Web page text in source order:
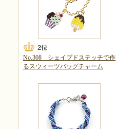
No.308 シェイプドステッチで作
るスウィーツバッグチャーム